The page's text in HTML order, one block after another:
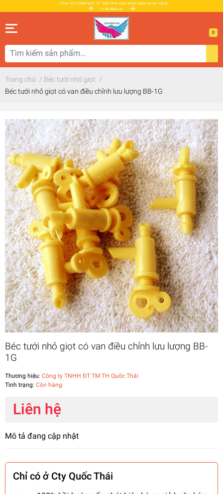
0
Trang chủ / Béc tưới nhỏ giọt /
Béc tưới nhỏ giọt có van điều chỉnh lưu lượng BB-1G
Béc tưới nhỏ giọt có van điều chỉnh lưu lượng BB-
1G
Thương hiệu: Công ty TNHH ĐT TM TH Quốc Thái
Tình trạng: Còn hàng
Liên hệ
Mô tả đang cập nhật
Chỉ có ở Cty Quốc Thái